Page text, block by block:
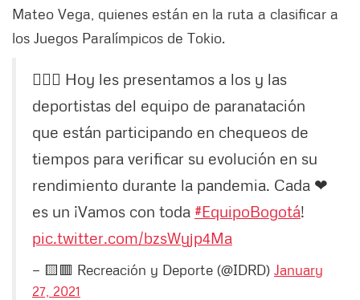
Mateo Vega, quienes están en la ruta a clasificar a
los Juegos Paralímpicos de Tokio.
🏊‍♂️🏅 Hoy les presentamos a los y las
deportistas del equipo de paranatación
que están participando en chequeos de
tiempos para verificar su evolución en su
rendimiento durante la pandemia. Cada ❤
es un ¡Vamos con toda #EquipoBogotá!
pic.twitter.com/bzsWyjp4Ma
— 🟨🟥 Recreación y Deporte (@IDRD) January
27, 2021